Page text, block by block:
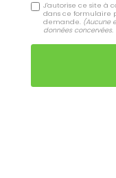
J'autorise ce site à
dans ce formulaire
demande. (Aucune
données concervées.